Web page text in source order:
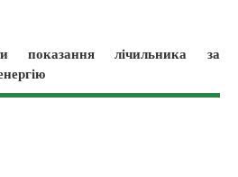
показання лічильника за